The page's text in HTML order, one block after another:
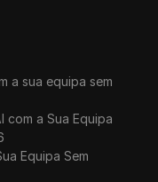
a sua equipa sem
com a Sua Equipa
Equipa Sem